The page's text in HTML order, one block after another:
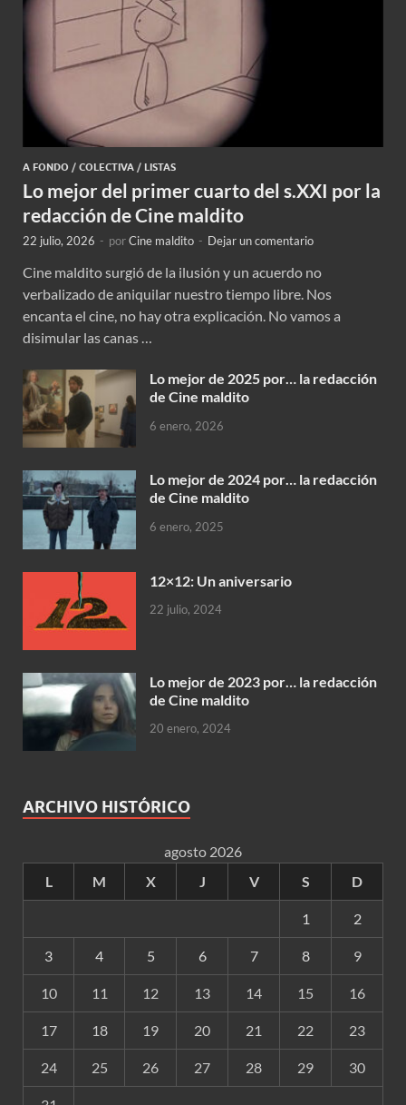
A FONDO / COLECTIVA / LISTAS
Lo mejor del primer cuarto del s.XXI por la
redacción de Cine maldito
22 julio, 2026 - porCine maldito - Dejar un comentario
Cine maldito surgió de la ilusión y un acuerdo no
verbalizado de aniquilar nuestro tiempo libre. Nos
encanta el cine, no hay otra explicación. No vamos a
disimular las canas …
Lo mejor de 2025 por… la redacción
de Cine maldito
6 enero, 2026
Lo mejor de 2024 por… la redacción
de Cine maldito
6 enero, 2025
12×12: Un aniversario
22 julio, 2024
Lo mejor de 2023 por… la redacción
de Cine maldito
20 enero, 2024
ARCHIVO HISTÓRICO
agosto 2026
L
M X J V S D
1 2
3 4 5 6 7 8 9
10 11 12 13 14 15 16
17 18 19 20 21 22 23
24 25 26 27 28 29 30